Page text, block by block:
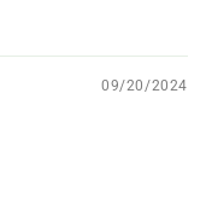
09/20/2024